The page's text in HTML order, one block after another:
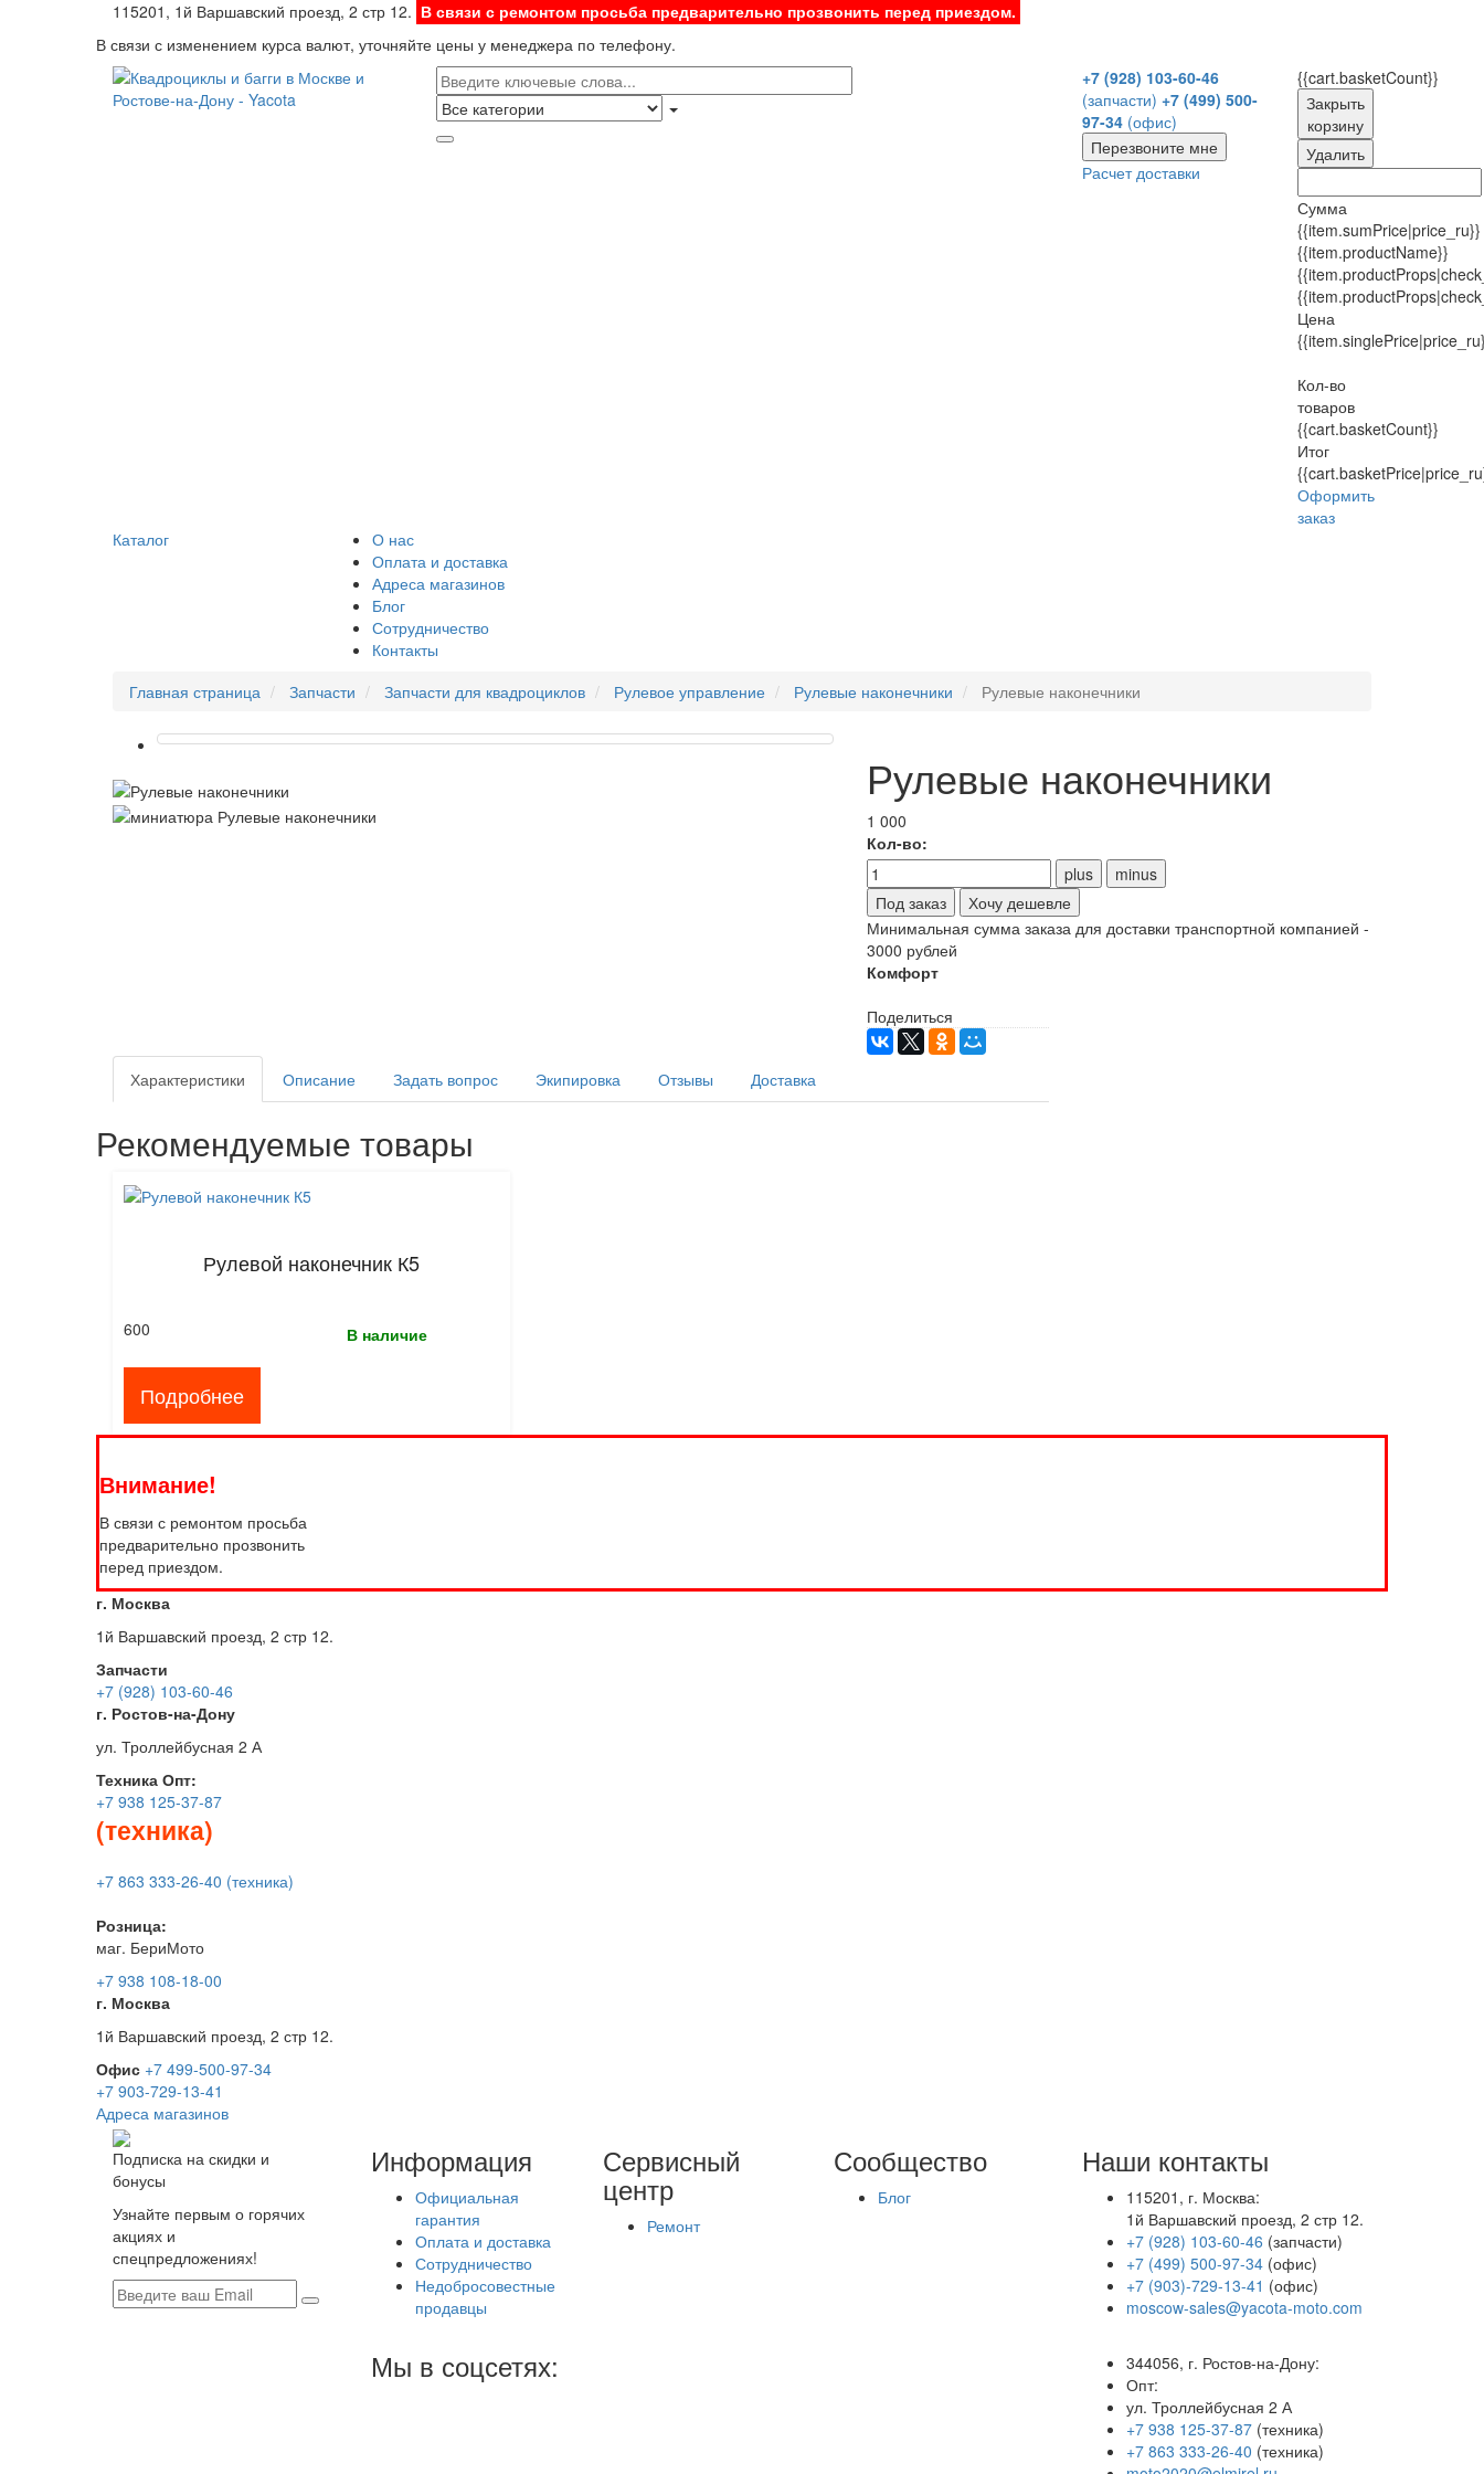
115201, 1й Варшавский проезд, 2 стр 12. В связи с ремонтом просьба предварительно прозвонить перед приездом.
В связи с изменением курса валют, уточняйте цены у менеджера по телефону.
+7 (928) 103-60-46
(запчасти) +7 (499) 500-
97-34 (офис)
Перезвоните мне
Расчет доставки
{{cart.basketCount}}
Закрыть
корзину
Удалить
Сумма
{{item.sumPrice|price_ru}}
{{item.productName}}
Цена
Кол-во
товаров
{{cart.basketCount}}
Итог
Оформить
заказ
Каталог
О нас
Оплата и доставка
Адреса магазинов
Блог
Сотрудничество
Контакты
Главная страница
Запчасти Запчасти для квадроциклов Рулевое управление Рулевые наконечники Рулевые наконечники
Рулевые наконечники
1 000
Кол-во:
Хочу дешевле
Минимальная сумма заказа для доставки транспортной компанией -
3000 рублей
Комфорт
Поделиться
Характеристики Описание Задать вопрос Экипировка Отзывы Доставка
Рекомендуемые товары
Рулевой наконечник К5
В наличие
600
Подробнее
Внимание!
В связи с ремонтом просьба
предварительно прозвонить
перед приездом.
г. Москва
1й Варшавский проезд, 2 стр 12.
Запчасти
+7 (928) 103-60-46
г. Ростов-на-Дону
ул. Троллейбусная 2 А
Техника Опт:
+7 938 125-37-87
(техника)
+7 863 333-26-40 (техника)
Розница:
маг. БериМото
+7 938 108-18-00
г. Москва
1й Варшавский проезд, 2 стр 12.
Офис +7 499-500-97-34
+7 903-729-13-41
Адреса магазинов
Подписка на скидки и
бонусы
Узнайте первым о горячих
акциях и
спецпредложениях!
Информация
Официальная
гарантия
Оплата и доставка
Сотрудничество
Недобросовестные
продавцы
Сервисный
центр
Ремонт
Сообщество
Блог
Мы в соцсетях:
Наши контакты
115201, г. Москва:
1й Варшавский проезд, 2 стр 12.
+7 (928) 103-60-46 (запчасти)
+7 (499) 500-97-34(офис)
+7 (903)-729-13-41 (офис)
moscow-sales@yacota-moto.com
344056, г. Ростов-на-Дону:
Опт:
ул. Троллейбусная 2 А
+7 938 125-37-87(техника)
+7 863 333-26-40 (техника)